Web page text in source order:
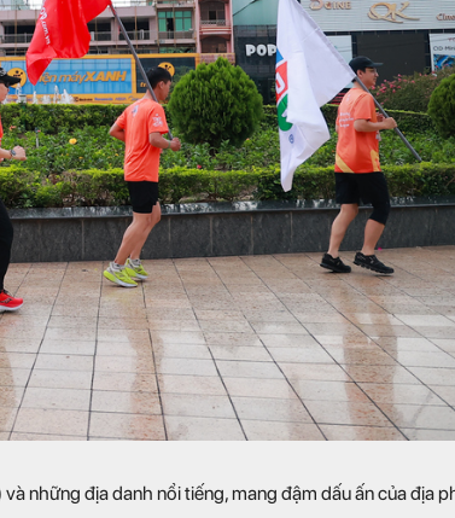
những địa danh nổi tiếng, mang đậm dấu ấn của địa